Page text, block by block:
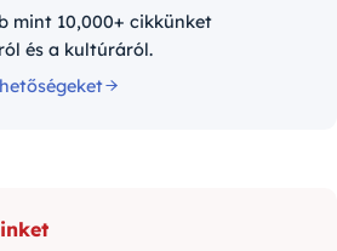
mint 10,000+ cikkünket
és a kultúráról.